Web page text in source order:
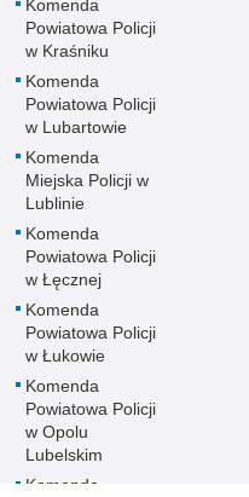
Komenda
Powiatowa Policji
w Kraśniku
Komenda
Powiatowa Policji
w Lubartowie
Komenda
Miejska Policji w
Lublinie
Komenda
Powiatowa Policji
w Łęcznej
Komenda
Powiatowa Policji
w Łukowie
Komenda
Powiatowa Policji
w Opolu
Lubelskim
Komenda